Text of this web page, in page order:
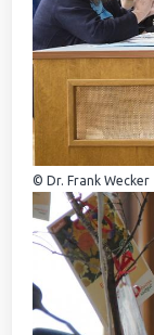
© Dr. Frank Wecker